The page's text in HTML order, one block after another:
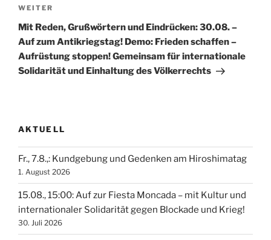
Nächster
Beitrag
WEITER
Mit Reden, Grußwörtern und Eindrücken: 30.08. –
Auf zum Antikriegstag! Demo: Frieden schaffen –
Aufrüstung stoppen! Gemeinsam für internationale
Solidarität und Einhaltung des Völkerrechts
AKTUELL
Fr., 7.8.,: Kundgebung und Gedenken am Hiroshimatag
1. August 2026
15.08., 15:00: Auf zur Fiesta Moncada – mit Kultur und
internationaler Solidarität gegen Blockade und Krieg!
30. Juli 2026